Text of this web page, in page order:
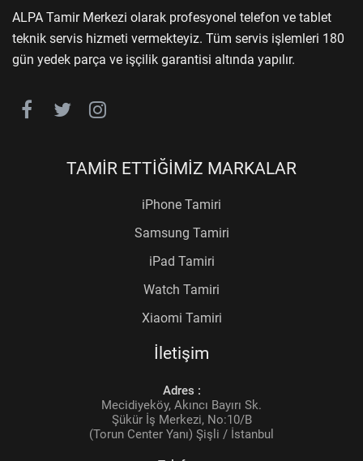
ALPA Tamir Merkezi olarak profesyonel telefon ve tablet
teknik servis hizmeti vermekteyiz. Tüm servis işlemleri 180
gün yedek parça ve işçilik garantisi altında yapılır.
TAMİR ETTİĞİMİZ MARKALAR
iPhone Tamiri
Samsung Tamiri
iPad Tamiri
Watch Tamiri
Xiaomi Tamiri
İletişim
Adres :
Mecidiyeköy, Akıncı Bayırı Sk.
Şükür İş Merkezi, No:10/B
(Torun Center Yanı) Şişli / İstanbul